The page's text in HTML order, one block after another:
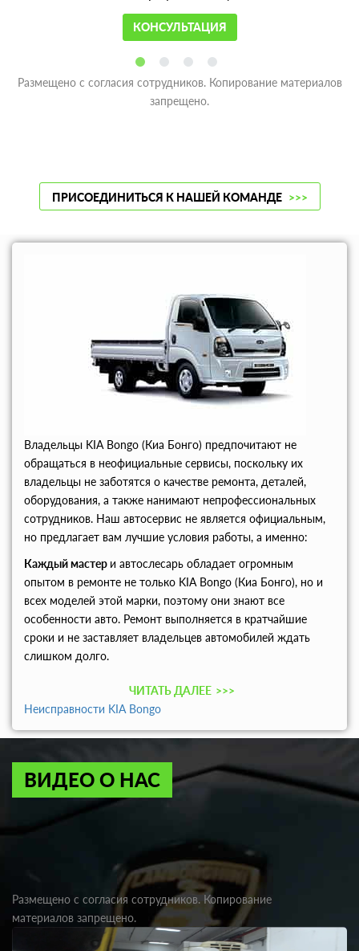
КОНСУЛЬТАЦИЯ
Размещено с согласия сотрудников. Копирование материалов
запрещено.
ПРИСОЕДИНИТЬСЯ К НАШЕЙ КОМАНДЕ >>>
Владельцы KIA Bongo (Киа Бонго) предпочитают не
обращаться в неофициальные сервисы, поскольку их
владельцы не заботятся о качестве ремонта, деталей,
оборудования, а также нанимают непрофессиональных
сотрудников. Наш автосервис не является официальным,
но предлагает вам лучшие условия работы, а именно:
Каждый мастер и автослесарь обладает огромным
опытом в ремонте не только KIA Bongo (Киа Бонго), но и
всех моделей этой марки, поэтому они знают все
особенности авто. Ремонт выполняется в кратчайшие
сроки и не заставляет владельцев автомобилей ждать
слишком долго.
ЧИТАТЬ ДАЛЕЕ >>>
Неисправности KIA Bongo
ВИДЕО О НАС
Размещено с согласия сотрудников. Копирование
материалов запрещено.